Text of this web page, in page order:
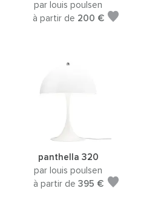
par louis poulsen
à partir de 200 €
panthella 320
par louis poulsen
à partir de 395 €